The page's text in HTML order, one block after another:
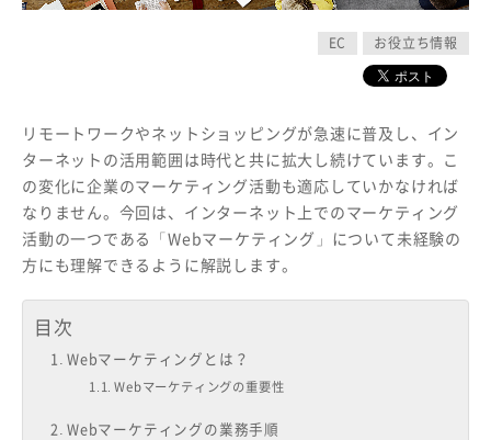
EC お役立ち情報
リモートワークやネットショッピングが急速に普及し、イン
ターネットの活用範囲は時代と共に拡大し続けています。こ
の変化に企業のマーケティング活動も適応していかなければ
なりません。今回は、インターネット上でのマーケティング
活動の一つである「Webマーケティング」について未経験の
方にも理解できるように解説します。
目次
Webマーケティングとは？
Webマーケティングの重要性
Webマーケティングの業務手順